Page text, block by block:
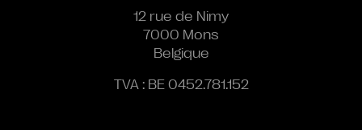
12 rue de Nimy
7000 Mons
Belgique
TVA : BE 0452.781.152